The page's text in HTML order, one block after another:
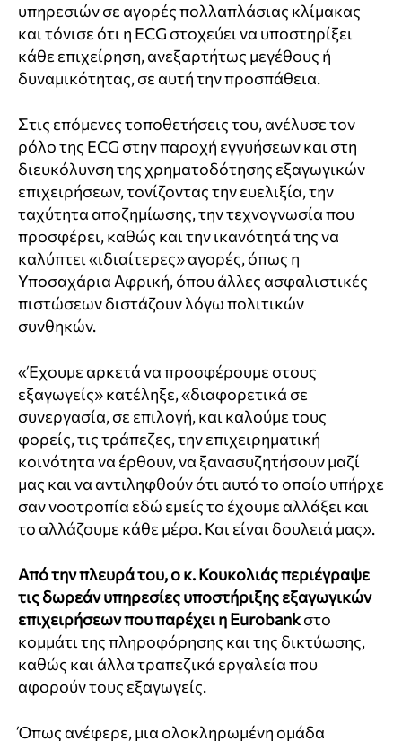
υπηρεσιών σε αγορές πολλαπλάσιας κλίμακας
και τόνισε ότι η ECG στοχεύει να υποστηρίξει
κάθε επιχείρηση, ανεξαρτήτως μεγέθους ή
δυναμικότητας, σε αυτή την προσπάθεια.
Στις επόμενες τοποθετήσεις του, ανέλυσε τον
ρόλο της ECG στην παροχή εγγυήσεων και στη
διευκόλυνση της χρηματοδότησης εξαγωγικών
επιχειρήσεων, τονίζοντας την ευελιξία, την
ταχύτητα αποζημίωσης, την τεχνογνωσία που
προσφέρει, καθώς και την ικανότητά της να
καλύπτει «ιδιαίτερες» αγορές, όπως η
Υποσαχάρια Αφρική, όπου άλλες ασφαλιστικές
πιστώσεων διστάζουν λόγω πολιτικών
συνθηκών.
«Έχουμε αρκετά να προσφέρουμε στους
εξαγωγείς» κατέληξε, «διαφορετικά σε
συνεργασία, σε επιλογή, και καλούμε τους
φορείς, τις τράπεζες, την επιχειρηματική
κοινότητα να έρθουν, να ξανασυζητήσουν μαζί
μας και να αντιληφθούν ότι αυτό το οποίο υπήρχε
σαν νοοτροπία εδώ εμείς το έχουμε αλλάξει και
το αλλάζουμε κάθε μέρα. Και είναι δουλειά μας».
Από την πλευρά του, ο κ. Κουκολιάς περιέγραψε
τις δωρεάν υπηρεσίες υποστήριξης εξαγωγικών
επιχειρήσεων που παρέχει η Eurobankστο
κομμάτι της πληροφόρησης και της δικτύωσης,
καθώς και άλλα τραπεζικά εργαλεία που
αφορούν τους εξαγωγείς.
Όπως ανέφερε, μια ολοκληρωμένη ομάδα